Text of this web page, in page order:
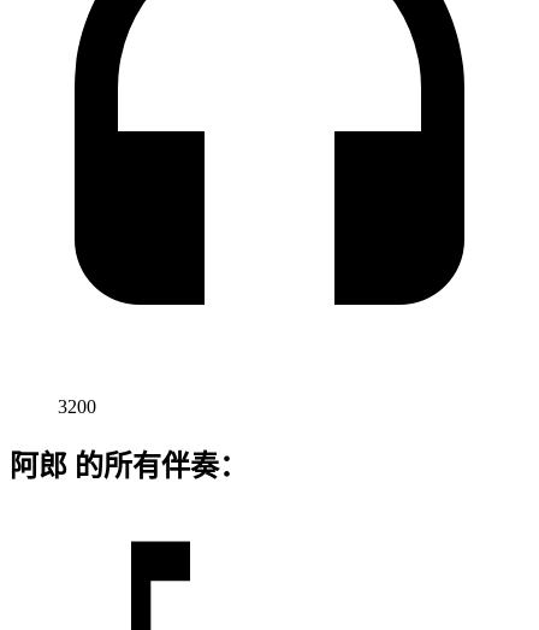
3200
阿郎 的所有伴奏：